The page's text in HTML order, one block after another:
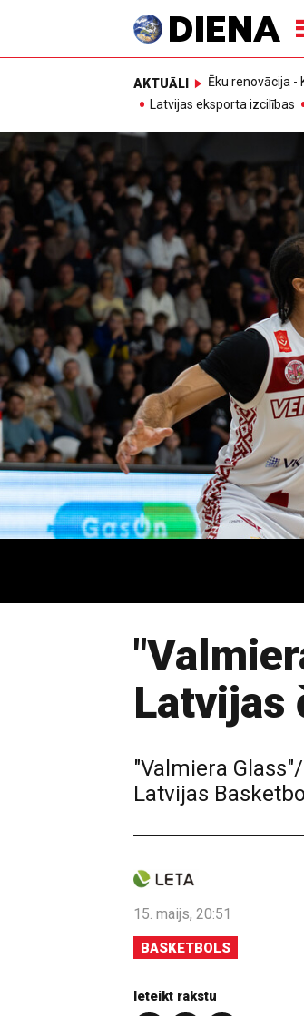
AKTUĀLI Ēku renovācija -
Latvijas eksporta izcilības
Latvijas
"Valmiera
Latvijas
15. maijs, 20:51
BASKETBOLS
Ieteikt rakstu